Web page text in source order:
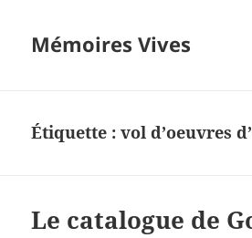
Mémoires Vives
Étiquette :vol d’oeuvres
Le catalogue de